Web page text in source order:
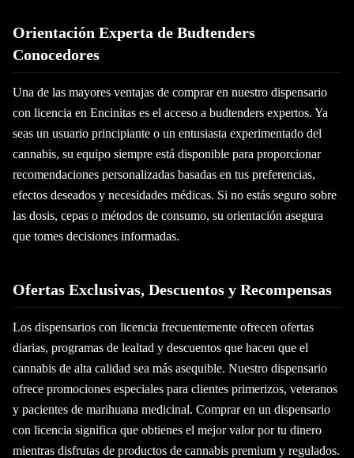
Orientación Experta de Budtenders
Conocedores
Una de las mayores ventajas de comprar en nuestro dispensario
con licencia en Encinitas es el acceso a budtenders expertos. Ya
seas un usuario principiante o un entusiasta experimentado del
cannabis, su equipo siempre está disponible para proporcionar
recomendaciones personalizadas basadas en tus preferencias,
efectos deseados y necesidades médicas. Si no estás seguro sobre
las dosis, cepas o métodos de consumo, su orientación asegura
que tomes decisiones informadas.
Ofertas Exclusivas, Descuentos y Recompensas
Los dispensarios con licencia frecuentemente ofrecen ofertas
diarias, programas de lealtad y descuentos que hacen que el
cannabis de alta calidad sea más asequible. Nuestro dispensario
ofrece promociones especiales para clientes primerizos, veteranos
y pacientes de marihuana medicinal. Comprar en un dispensario
con licencia significa que obtienes el mejor valor por tu dinero
mientras disfrutas de productos de cannabis premium y regulados.